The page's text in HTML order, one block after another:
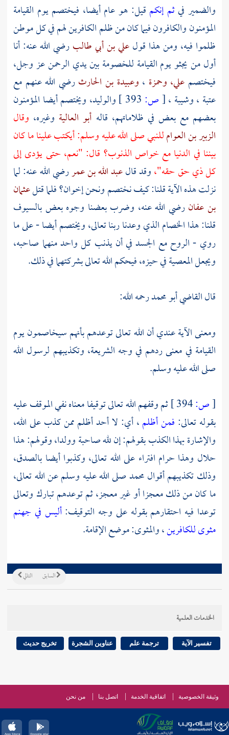
والضمير فيثم إنكم قيل: هو عام أيضا، فيختصم يوم القيامة
المؤمنون والكافرون فيما كان من ظلم الكافرين لهم في كل موطن
ظلموا فيه، ومن هذا قولعلي بن أبي طالبرضي الله عنه: أنا
أول من يجثو يوم القيامة للخصومة بين يدي الرحمن عز وجل،
فيختصم علي، وحمزة ، وعبيدة بن الحارثرضي الله عنهم مع
عتبة ،وشيبة ،[ص: والوليد، ويختصم أيضا المؤمنون
بعضهم مع بعض في ظلاماتهم، قاله أبو العالية وغيره، وقال
الزبير بن العوامللنبي صلى الله عليه وسلم: أيكتب علينا ما كان
بيننا في الدنيا مع خواص الذنوب؟ قال: "نعم، حتى يؤدى إلى
كل ذي حق حقه"،وقد قالعبد الله بن عمررضي الله عنه: لما
نزلت هذه الآية قلنا: كيف نختصم ونحن إخوان؟ فلما قتلعثمان
بن عفانرضي الله عنه، وضرب بعضنا وجوه بعض بالسيوف
قلنا: هذا الخصام الذي وعدنا ربنا تعالى، ويختصم أيضا - على ما
روي - الروح مع الجسد في أن يذنب كل واحد منهما صاحبه،
ويجعل المعصية في حيزه، فيحكم الله تعالى بشركتهما في ذلك.
قالالقاضي أبو محمدرحمه الله:
ومعنى الآية عندي أن الله تعالى توعدهم بأنهم سيخاصمون يوم
القيامة في معنى ردهم في وجه الشريعة، وتكذيبهم لرسول الله
صلى الله عليه وسلم.
[ص:
ثم وقفهم الله تعالى توقيفا معناه نفي الموقف عليه
بقوله تعالى: فمن أظلم، أي: لا أحد أظلم ممن كذب على الله،
والإشارة بهذا الكذب بقولهم: إن لله صاحبة وولدا، وقولهم: هذا
حلال وهذا حرام افتراء على الله تعالى، وكذبوا أيضا بالصدق،
وذلك تكذيبهم أقوال محمد صلى الله عليه وسلم عن الله تعالى،
ما كان من ذلك معجزا أو غير معجز، ثم توعدهم تبارك وتعالى
توعدا فيه احتقارهم بقوله على وجه التوقيف:أليس في جهنم
مثوى للكافرين، والمثوى: موضع الإقامة.
التالي السابق
الخدمات العلمية
تفسير الآية ترجمة علم عناوين الشجرة تخريج حديث
وثيقة الخصوصية اتفاقية الخدمة اتصل بنا من نحن